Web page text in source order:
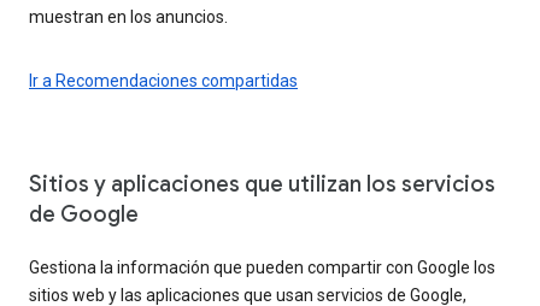
muestran en los anuncios.
Ir a Recomendaciones compartidas
Sitios y aplicaciones que utilizan los servicios
de Google
Gestiona la información que pueden compartir con Google los
sitios web y las aplicaciones que usan servicios de Google,